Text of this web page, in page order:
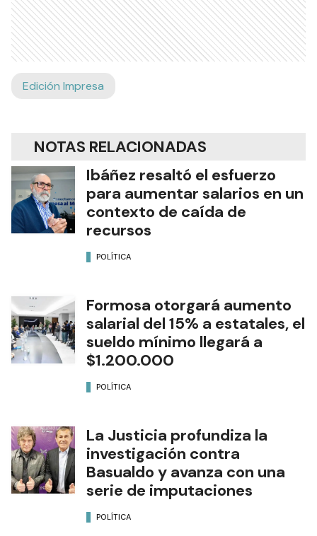
Edición Impresa
NOTAS RELACIONADAS
Ibáñez resaltó el esfuerzo
para aumentar salarios en un
contexto de caída de
recursos
POLÍTICA
Formosa otorgará aumento
salarial del 15% a estatales, el
sueldo mínimo llegará a
$1.200.000
POLÍTICA
La Justicia profundiza la
investigación contra
Basualdo y avanza con una
serie de imputaciones
POLÍTICA